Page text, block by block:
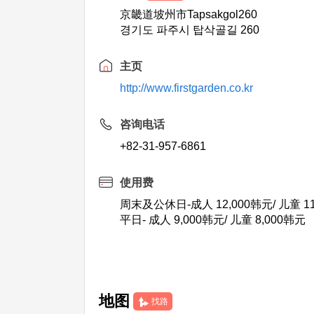
京畿道坡州市Tapsakgol260
경기도 파주시 탑삭골길 260
主页
http://www.firstgarden.co.kr
咨询电话
+82-31-957-6861
使用费
周末及公休日-成人 12,000韩元/ 儿童
平日- 成人 9,000韩元/ 儿童 8,000韩元
地图 找路